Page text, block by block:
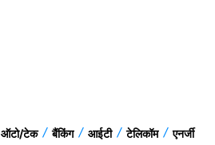
ऑटो/टेक बैंकिंग आईटी टेलिकॉम एनर्जी